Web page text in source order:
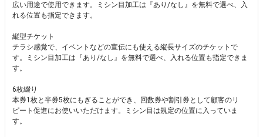
広い用途で使用できます。ミシン目加工は『あり/なし』を無料で選べ、入
れる位置も指定できます。
縦型チケット
チラシ感覚で、イベントなどの宣伝にも使える縦長サイズのチケットで
す。ミシン目加工は『あり/なし』を無料で選べ、入れる位置も指定できま
す。
6枚綴り
本券1枚と半券5枚にもぎることができ、回数券や割引券として顧客のリ
ピート促進にお使いいただけます。ミシン目は規定の位置に入っていま
す。